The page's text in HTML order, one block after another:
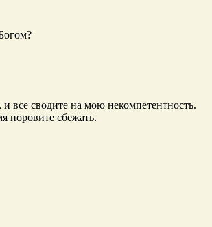
все сводите на мою некомпетентность.
норовите сбежать.